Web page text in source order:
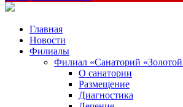
Главная
Новости
Филиалы
Филиал «Санаторий «Золотой
О санатории
Размещение
Диагностика